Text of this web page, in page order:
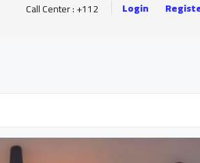
Call Center : +112 Login